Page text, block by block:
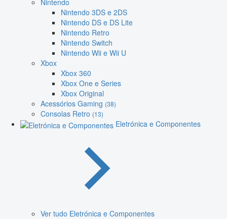
Nintendo
Nintendo 3DS e 2DS
Nintendo DS e DS Lite
Nintendo Retro
Nintendo Switch
Nintendo Wii e Wii U
Xbox
Xbox 360
Xbox One e Series
Xbox Original
Acessórios Gaming (38)
Consolas Retro (13)
Eletrónica e Componentes
Ver tudo Eletrónica e Componentes